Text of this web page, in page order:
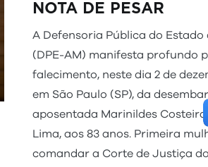
NOTA DE PESAR
A Defensoria Pública do Estado
(DPE-AM) manifesta profundo
falecimento, neste dia 2 de
em São Paulo (SP), da
aposentada Marinildes Costeira
Lima, aos 83 anos. Primeira
comandar a Corte de Justiça